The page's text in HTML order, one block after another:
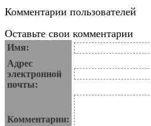
Комментарии пользователей
Оставьте свои комментарии
Имя:
Адрес
электронной
почты:
Комментарии: